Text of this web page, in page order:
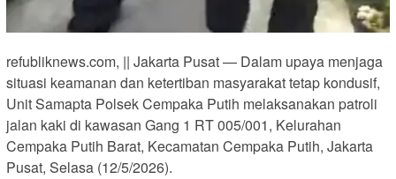
refubliknews.com, || Jakarta Pusat — Dalam upaya menjaga
situasi keamanan dan ketertiban masyarakat tetap kondusif,
Unit Samapta Polsek Cempaka Putih melaksanakan patroli
jalan kaki di kawasan Gang 1 RT 005/001, Kelurahan
Cempaka Putih Barat, Kecamatan Cempaka Putih, Jakarta
Pusat, Selasa (12/5/2026).